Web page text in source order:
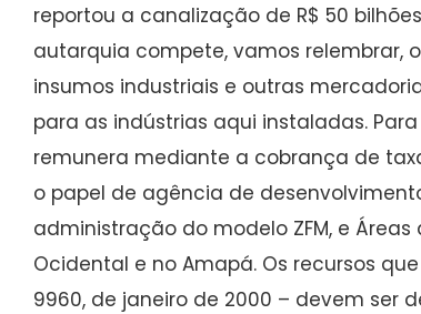
reportou a canalização de R$ 50
autarquia compete, vamos relembrar,
insumos industriais e outras
para as indústrias aqui instaladas.
remunera mediante a cobrança de
o papel de agência de
administração do modelo ZFM, e
Ocidental e no Amapá. Os recursos
9960, de janeiro de 2000 – devem ser